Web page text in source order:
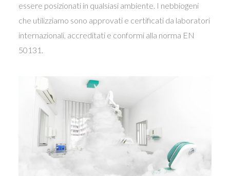
essere posizionati in qualsiasi ambiente. I nebbiogeni
che utilizziamo sono approvati e certificati da laboratori
internazionali, accreditati e conformi alla norma EN
50131.